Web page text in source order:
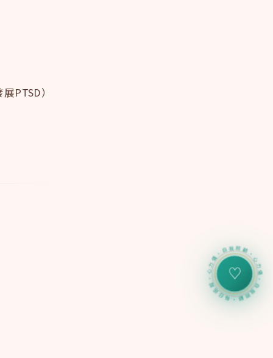
PTSD）
心力儀・自我照顧・每日追蹤・心力儀・自我照顧・每日追蹤・
♡